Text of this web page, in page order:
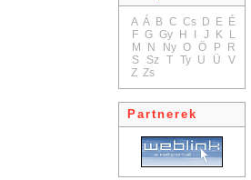
A Á B C Cs D E É
F G Gy H J K
L
M
N Ny O Ö P
R
S
Sz T Ty U Ü
V
Z Zs
Partnerek